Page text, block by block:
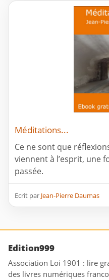
Méditations...
Ce ne sont que
viennent à l’esprit, une
passée.
Ecrit par Jean-Pierre Daumas
Edition999
Association Loi 1901 : lire
des livres numériques